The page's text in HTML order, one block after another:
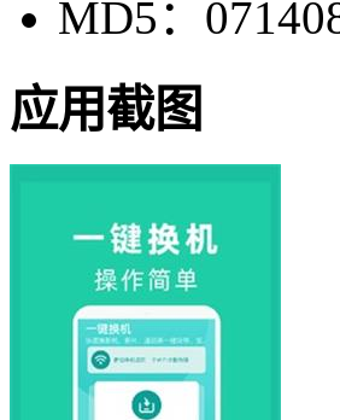
MD5：
应用截图